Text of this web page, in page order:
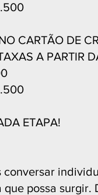
CARTÃO DE
A PARTIR
ETAPA!
conversar
possa